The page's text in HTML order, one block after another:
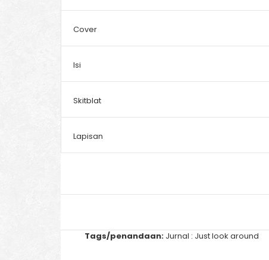
Cover
Isi
Skitblat
Lapisan
Tags/penandaan: Jurnal : Just look around